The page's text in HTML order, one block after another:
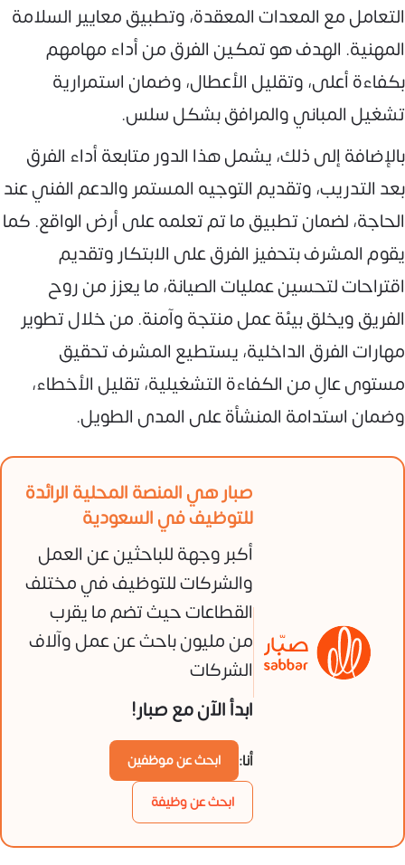
التعامل مع المعدات المعقدة، وتطبيق معايير السلامة
المهنية. الهدف هو تمكين الفرق من أداء مهامهم
بكفاءة أعلى، وتقليل الأعطال، وضمان استمرارية
تشغيل المباني والمرافق بشكل سلس.
بالإضافة إلى ذلك، يشمل هذا الدور متابعة أداء الفرق
بعد التدريب، وتقديم التوجيه المستمر والدعم الفني عند
الحاجة، لضمان تطبيق ما تم تعلمه على أرض الواقع. كما
يقوم المشرف بتحفيز الفرق على الابتكار وتقديم
اقتراحات لتحسين عمليات الصيانة، ما يعزز من روح
الفريق ويخلق بيئة عمل منتجة وآمنة. من خلال تطوير
مهارات الفرق الداخلية، يستطيع المشرف تحقيق
مستوى عالٍ من الكفاءة التشغيلية، تقليل الأخطاء،
وضمان استدامة المنشأة على المدى الطويل.
صبار هي المنصة المحلية الرائدة
للتوظيف في السعودية
أكبر وجهة للباحثين عن العمل
والشركات للتوظيف في مختلف
القطاعات حيث تضم ما يقرب
من مليون باحث عن عمل وآلاف
الشركات
ابدأ الآن مع صبار!
أنا:
ابحث عن موظفين
ابحث عن وظيفة